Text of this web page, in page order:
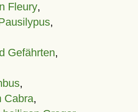
Fleury,
,
Gefährten,
,
Cabra,